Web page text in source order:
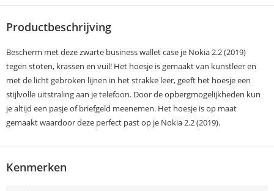
Productbeschrijving
Bescherm met deze zwarte business wallet case je Nokia 2.2 (2019)
tegen stoten, krassen en vuil! Het hoesje is gemaakt van kunstleer en
met de licht gebroken lijnen in het strakke leer, geeft het hoesje een
stijlvolle uitstraling aan je telefoon. Door de opbergmogelijkheden kun
je altijd een pasje of briefgeld meenemen. Het hoesje is op maat
gemaakt waardoor deze perfect past op je Nokia 2.2 (2019).
Kenmerken